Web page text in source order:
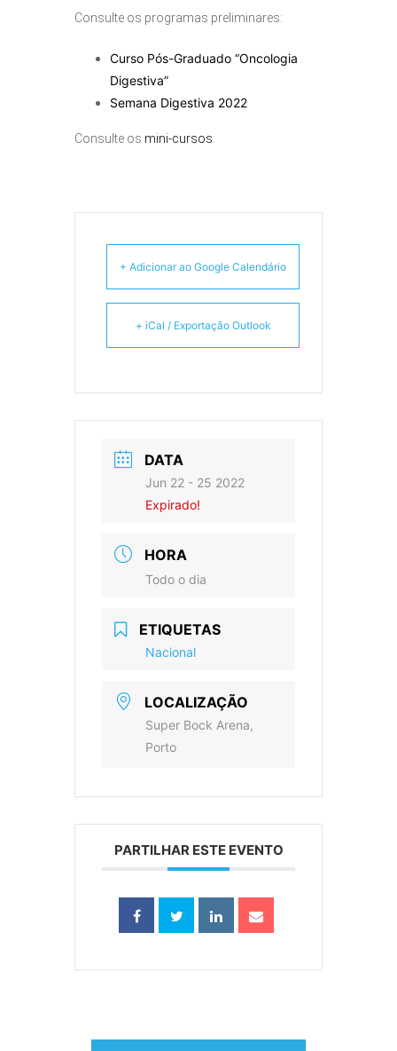
Consulte os programas preliminares:
Curso Pós-Graduado “Oncologia
Digestiva”
Semana Digestiva 2022
Consulte os mini-cursos
+ Adicionar ao Google Calendário
+ iCal / Exportação Outlook
DATA
Jun 22 - 25 2022
Expirado!
HORA
Todo o dia
ETIQUETAS
Nacional
LOCALIZAÇÃO
Super Bock Arena,
Porto
PARTILHAR ESTE EVENTO